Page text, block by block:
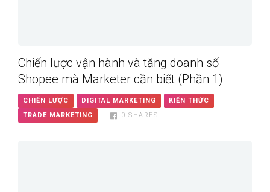
Chiến lược vận hành và tăng doanh số
Shopee mà Marketer cần biết (Phần 1)
CHIẾN LƯỢC DIGITAL MARKETING
KIẾN THỨC
TRADE MARKETING
0 SHARES